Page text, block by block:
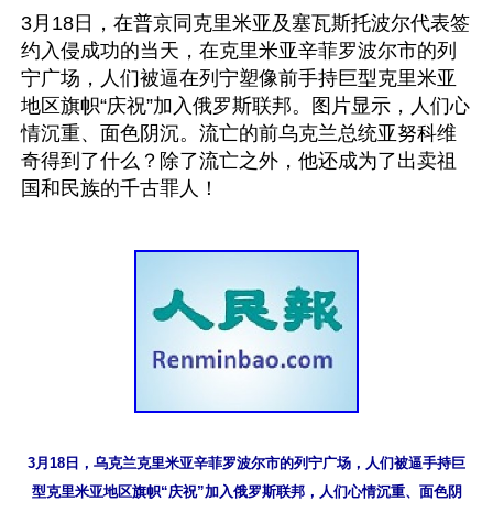
3月18日，在普京同克里米亚及塞瓦斯托波尔代表签
约入侵成功的当天，在克里米亚辛菲罗波尔市的列
宁广场，人们被逼在列宁塑像前手持巨型克里米亚
地区旗帜“庆祝”加入俄罗斯联邦。图片显示，人们心
情沉重、面色阴沉。流亡的前乌克兰总统亚努科维
奇得到了什么？除了流亡之外，他还成为了出卖祖
3月18日，乌克兰克里米亚辛菲罗波尔市的列宁广场，人们被逼手持巨
型克里米亚地区旗帜“庆祝”加入俄罗斯联邦，人们心情沉重、面色阴